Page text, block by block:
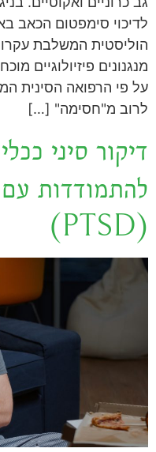
לדיכוי סימפטום הכאב
הוליסטית המשלבת
מנגנונים פיזיולוגיים
לרוב מ"חסימה" […]
דיקור סיני
להתמודדות
(PTSD)